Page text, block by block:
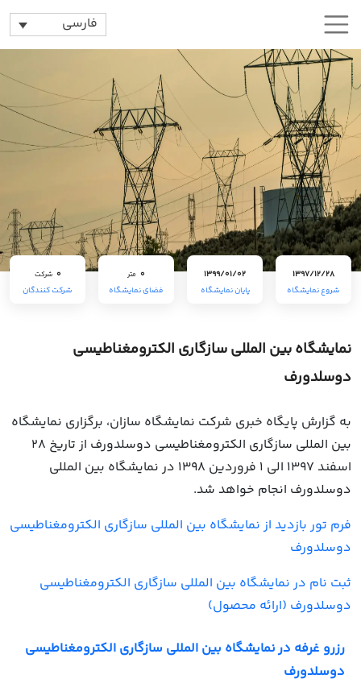
فارسی
1397/12/28
شروع نمایشگاه
1399/01/02
پایان نمایشگاه
0 متر
فضای نمایشگاه
0 شرکت
شرکت کنندگان
نمایشگاه بین المللی سازگاری الکترومغناطیسی
دوسلدورف
به گزارش پایگاه خبری شرکت نمایشگاه سازان، برگزاری نمایشگاه
بین المللی سازگاری الکترومغناطیسی دوسلدورف از تاریخ 28
اسفند 1397 الی 1 فروردین 1398 در نمایشگاه بین المللی
دوسلدورف انجام خواهد شد.
فرم تور بازدید از نمایشگاه بین المللی سازگاری الکترومغناطیسی
دوسلدورف
ثبت نام در نمایشگاه بین المللی سازگاری الکترومغناطیسی
دوسلدورف (ارائه محصول)
رزرو غرفه در نمایشگاه بین المللی سازگاری الکترومغناطیسی
دوسلدورف